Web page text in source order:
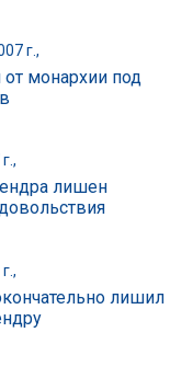
г.,
от монархии под
лишен
лишил